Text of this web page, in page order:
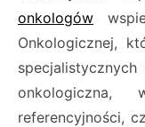
onkologów
Onkologicznej,
referencyjności,